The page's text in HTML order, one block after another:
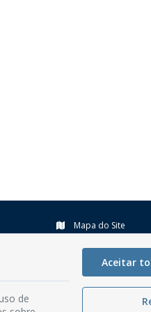
Mapa do Site
Perguntas
Manual de
Glossário
de
Aceitar